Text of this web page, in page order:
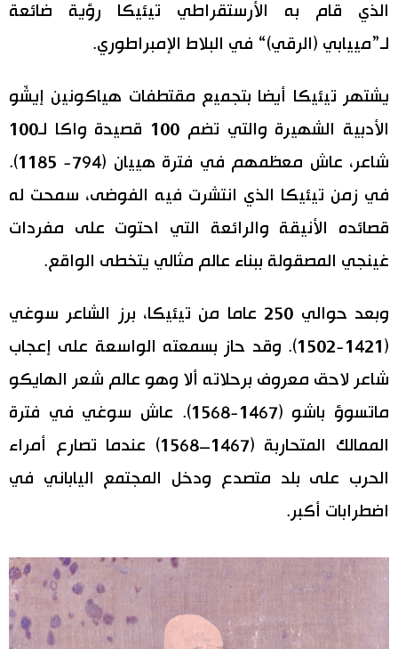
الذي قام به الأرستقراطي تيئيكا رؤية ضائعة
لـ”مييابي (الرقي)“ في البلاط الإمبراطوري.
يشتهر تيئيكا أيضا بتجميع مقتطفات هياكونين إيشّو
الأدبية الشهيرة والتي تضم 100 قصيدة واكا لـ100
شاعر، عاش معظمهم في فترة هييان (794- 1185).
في زمن تيئيكا الذي انتشرت فيه الفوضى، سمحت له
قصائده الأنيقة والرائعة التي احتوت على مفردات
غينجي المصقولة ببناء عالم مثالي يتخطى الواقع.
وبعد حوالي 250 عاما من تيئيكا، برز الشاعر سوغي
(1421-1502). وقد حاز بسمعته الواسعة على إعجاب
شاعر لاحق معروف برحلاته ألا وهو عالم شعر الهايكو
ماتسوؤ باشو (1467-1568). عاش سوغي في فترة
الممالك المتحاربة (1467–1568) عندما تصارع أمراء
الحرب على بلد متصدع ودخل المجتمع الياباني في
اضطرابات أكبر.